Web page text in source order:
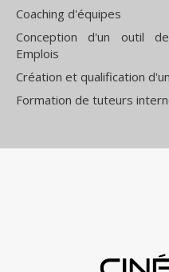
Coaching d'équipes
Conception d'un outil
Emplois
Création et qualification
Formation de tuteurs